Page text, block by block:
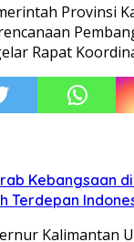
Provinsi
Rapat
Kebangsaan
Terdepan
Kalimantan